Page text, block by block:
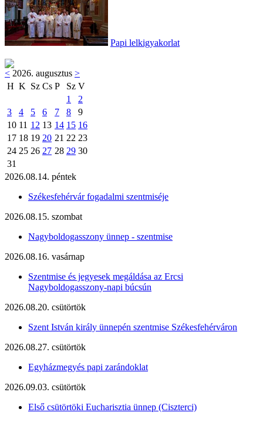
Papi lelkigyakorlat
< 2026. augusztus >
H K Sz Cs P Sz V
1
2
3
4 5 6 7 8
9
10 11 12 13 14 15 16
17 18 19 20 21 22 23
24 25 26 27 28 29 30
31
2026.08.14. péntek
Székesfehérvár fogadalmi szentmiséje
2026.08.15. szombat
Nagyboldogasszony ünnep - szentmise
2026.08.16. vasárnap
Szentmise és jegyesek megáldása az Ercsi
Nagyboldogasszony-napi búcsún
2026.08.20. csütörtök
Szent István király ünnepén szentmise Székesfehérváron
2026.08.27. csütörtök
Egyházmegyés papi zarándoklat
2026.09.03. csütörtök
Első csütörtöki Eucharisztia ünnep (Ciszterci)